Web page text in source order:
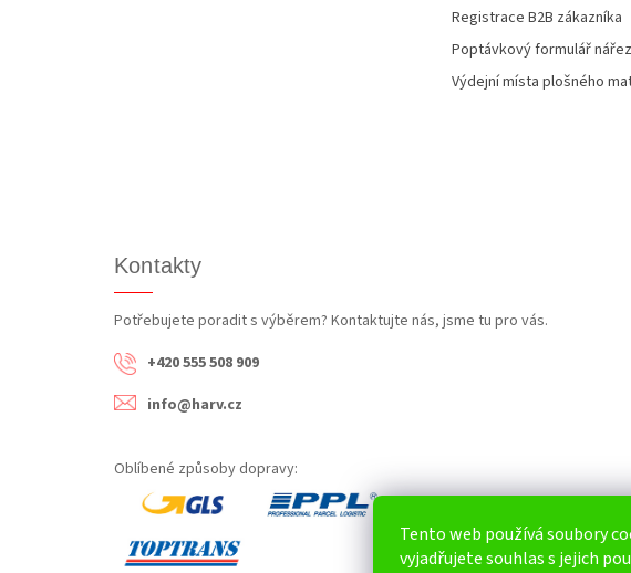
Tento web používá soubory
vyjadřujete souhlas s jejich
Registrace B2B zákazníka
Poptávkový formulář
Výdejní místa plošného
Kontakty
Potřebujete poradit s výběrem? Kontaktujte nás, jsme tu pro vás.
+420 555 508 909
info@harv.cz
Oblíbené způsoby dopravy: